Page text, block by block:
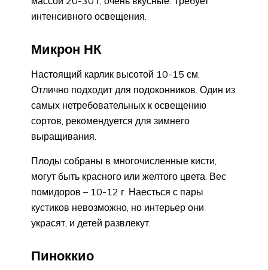
интенсивного освещения.
Микрон НК
Настоящий карлик высотой 10-15 см.
Отлично подходит для подоконников. Один из
самых нетребовательных к освещению
сортов, рекомендуется для зимнего
выращивания.
Плоды собраны в многочисленные кисти,
могут быть красного или желтого цвета. Вес
помидоров – 10-12 г. Наесться с пары
кустиков невозможно, но интерьер они
украсят, и детей развлекут.
Пиноккио